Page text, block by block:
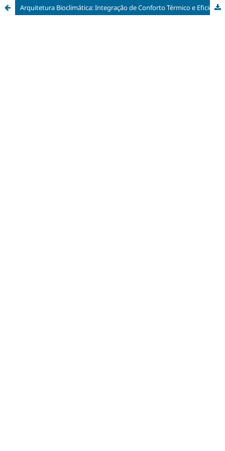
Arquitetura Bioclimática: Integração de Conforto Térmico e Eficiência Energética no Contexto da Sustentabilidade Ambiental